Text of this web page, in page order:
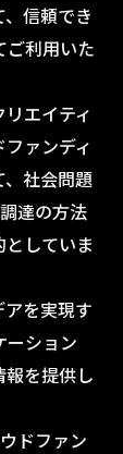
信頼でき
ご利用いた
エイティ
ァンディ
、社会問題
達の方法
していま
を実現す
ーション
報を提供し
ドファン